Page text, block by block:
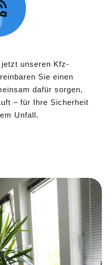
unseren Kfz-
Sie einen
dafür sorgen,
– für Ihre Sicherheit
Unfall.